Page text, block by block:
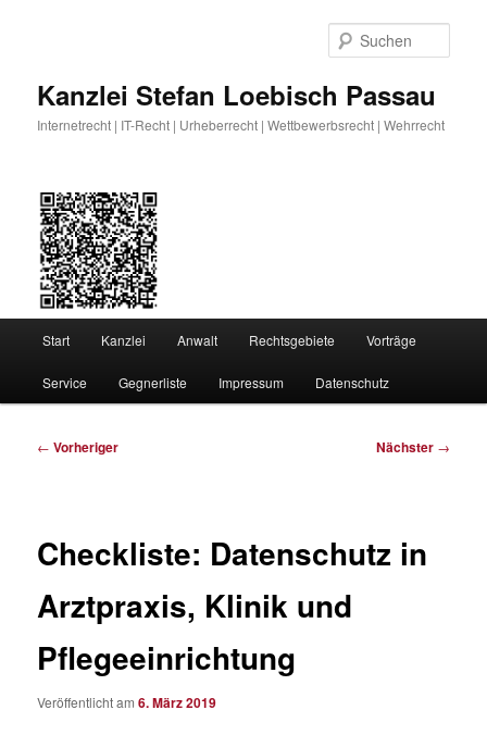
Kanzlei Stefan Loebisch Passau
Internetrecht | IT-Recht | Urheberrecht | Wettbewerbsrecht | Wehrrecht
Start Kanzlei Anwalt Rechtsgebiete Vorträge
Service Gegnerliste Impressum Datenschutz
Beitragsnavigation
← Vorheriger Nächster →
Checkliste: Datenschutz in
Arztpraxis, Klinik und
Pflegeeinrichtung
Veröffentlicht am6. März 2019